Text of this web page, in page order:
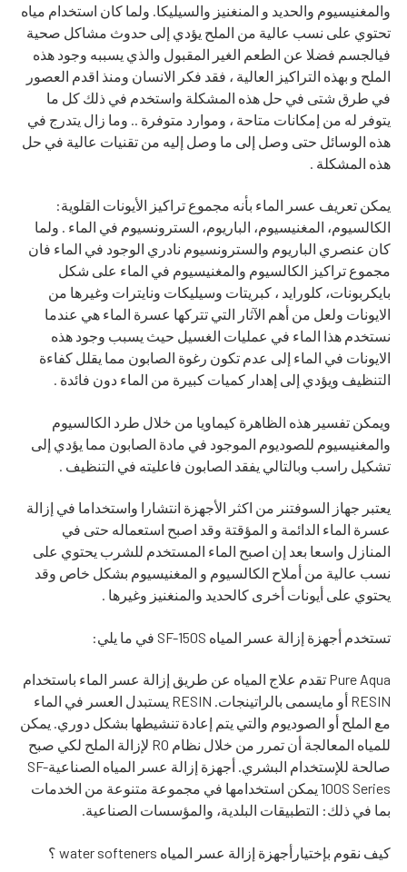
والمغنيسيوم والحديد و المنغنيز والسيليكا. ولما كان استخدام مياه
تحتوي على نسب عالية من الملح يؤدي إلى حدوث مشاكل صحية
فيالجسم فضلا عن الطعم الغير المقبول والذي يسببه وجود هذه
الملح و بهذه التراكيز العالية ، فقد فكر الانسان ومنذ اقدم العصور
في طرق شتى في حل هذه المشكلة واستخدم في ذلك كل ما
يتوفر له من إمكانات متاحة ، وموارد متوفرة .. وما زال يتدرج في
هذه الوسائل حتى وصل إلى ما وصل إليه من تقنيات عالية في حل
هذه المشكلة .
يمكن تعريف عسر الماء بأنه مجموع تراكيز الأيونات القلوية:
الكالسيوم، المغنيسيوم، الباريوم، السترونسيوم في الماء . ولما
كان عنصري الباريوم والسترونسيوم نادري الوجود في الماء فان
مجموع تراكيز الكالسيوم والمغنيسيوم في الماء على شكل
بايكربونات، كلورايد ، كبريتات وسيليكات ونايترات وغيرها من
الايونات ولعل من أهم الآثار التي تتركها عسرة الماء هي عندما
نستخدم هذا الماء في عمليات الغسيل حيث يسبب وجود هذه
الايونات في الماء إلى عدم تكون رغوة الصابون مما يقلل كفاءة
التنظيف ويؤدي إلى إهدار كميات كبيرة من الماء دون فائدة .
ويمكن تفسير هذه الظاهرة كيماويا من خلال طرد الكالسيوم
والمغنيسيوم للصوديوم الموجود في مادة الصابون مما يؤدي إلى
تشكيل راسب وبالتالي يفقد الصابون فاعليته في التنظيف .
يعتبر جهاز السوفتنر من اكثر الأجهزة انتشارا واستخداما في إزالة
عسرة الماء الدائمة و المؤقتة وقد اصبح استعماله حتى في
المنازل واسعا بعد إن اصبح الماء المستخدم للشرب يحتوي على
نسب عالية من أملاح الكالسيوم و المغنيسيوم بشكل خاص وقد
يحتوي على أيونات أخرى كالحديد والمنغنيز وغيرها .
تستخدم أجهزة إزالة عسر المياه SF-150S في ما يلي:
Pure Aqua تقدم علاج المياه عن طريق إزالة عسر الماء باستخدام
RESIN أو مايسمى بالراتينجات. RESIN يستبدل العسر في الماء
مع الملح أو الصوديوم والتي يتم إعادة تنشيطها بشكل دوري. يمكن
للمياه المعالجة أن تمرر من خلال نظام RO لإزالة الملح لكي صبح
صالحة للإستخدام البشري. أجهزة إزالة عسر المياه الصناعيةSF-
100S Series يمكن استخدامها في مجموعة متنوعة من الخدمات
بما في ذلك: التطبيقات البلدية، والمؤسسات الصناعية.
كيف نقوم بإختيارأجهزة إزالة عسر المياه water softeners ؟